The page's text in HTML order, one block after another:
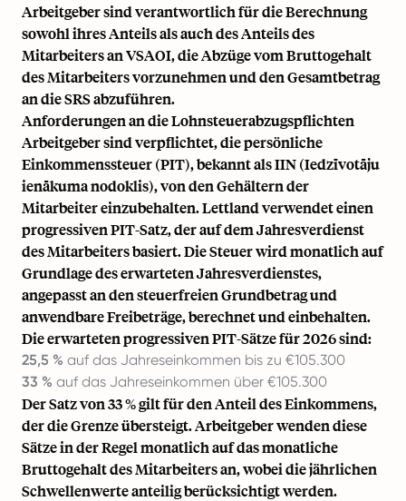
Arbeitgeber sind verantwortlich für die Berechnung
sowohl ihres Anteils als auch des Anteils des
Mitarbeiters an VSAOI, die Abzüge vom Bruttogehalt
des Mitarbeiters vorzunehmen und den Gesamtbetrag
an die SRS abzuführen.
Anforderungen an die Lohnsteuerabzugspflichten
Arbeitgeber sind verpflichtet, die persönliche
Einkommenssteuer (PIT), bekannt als IIN (Iedzīvotāju
ienākuma nodoklis), von den Gehältern der
Mitarbeiter einzubehalten. Lettland verwendet einen
progressiven PIT-Satz, der auf dem Jahresverdienst
des Mitarbeiters basiert. Die Steuer wird monatlich auf
Grundlage des erwarteten Jahresverdienstes,
angepasst an den steuerfreien Grundbetrag und
anwendbare Freibeträge, berechnet und einbehalten.
Die erwarteten progressiven PIT-Sätze für 2026 sind:
25,5 % auf das Jahreseinkommen bis zu €105.300
33 % auf das Jahreseinkommen über €105.300
Der Satz von 33 % gilt für den Anteil des Einkommens,
der die Grenze übersteigt. Arbeitgeber wenden diese
Sätze in der Regel monatlich auf das monatliche
Bruttogehalt des Mitarbeiters an, wobei die jährlichen
Schwellenwerte anteilig berücksichtigt werden.